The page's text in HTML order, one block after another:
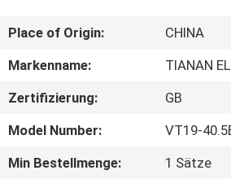
ÜBER
FABRIK-
AUSFLUG
Place of Origin:
CHINA
Markenname:
TIANAN
Zertifizierung:
GB
Model Number:
VT19-
Min Bestellmenge:
1 Sätze